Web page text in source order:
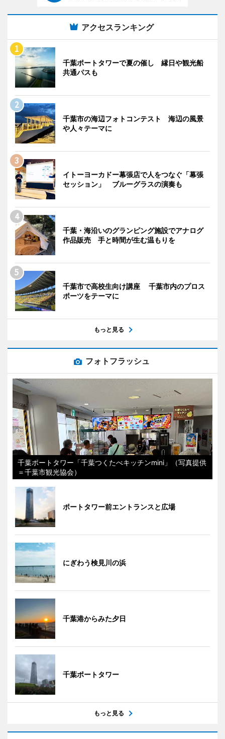
アクセスランキング
千葉ポートタワーで夏の催し 縁日や観光船
共通パスも
千葉市の海辺フォトコンテスト 海辺の風景
や人々テーマに
イトーヨーカドー幕張店で人をつなぐ「幕張
セッション」 ブルーグラスの演奏も
千葉・海沿いのグランピング施設でアナログ
作品販売 手と時間が生む温もりを
千葉市で高校生向け講座 千葉市内のプロス
ポーツをテーマに
もっと見る
フォトフラッシュ
千葉ポートタワー「千葉つくたべキッチンmini」（写真提供
＝千葉市観光協会）
ポートタワー前エントランスと広場
にぎわう検見川の浜
千葉港からみた夕日
千葉ポートタワー
もっと見る